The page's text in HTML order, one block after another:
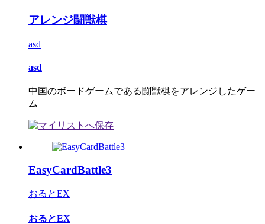
アレンジ闘獣棋
asd
asd
中国のボードゲームである闘獣棋をアレンジしたゲー
ム
EasyCardBattle3
おるとEX
おるとEX